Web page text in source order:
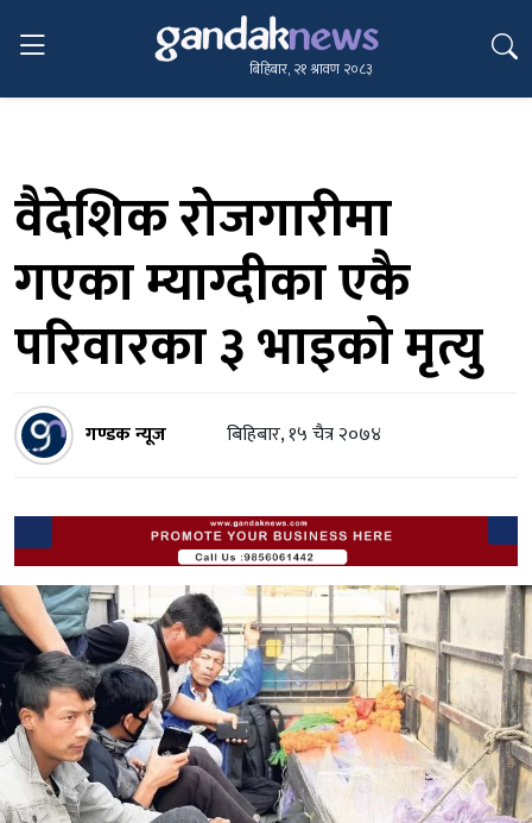
बिहिबार, २१ श्रावण २०८३
वैदेशिक रोजगारीमा
गएका म्याग्दीका एकै
परिवारका ३ भाइको मृत्यु
गण्डक न्यूज बिहिबार, १५ चैत्र २०७४